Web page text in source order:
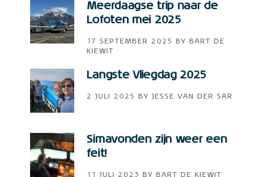
Meerdaagse trip naar de
Lofoten mei 2025
17 SEPTEMBER 2025 BY
BART DE
KIEWIT
Langste Vliegdag 2025
2 JULI 2025 BY JESSE VAN DER SAR
Simavonden zijn weer een
feit!
11 JULI 2023 BY BART DE KIEWIT